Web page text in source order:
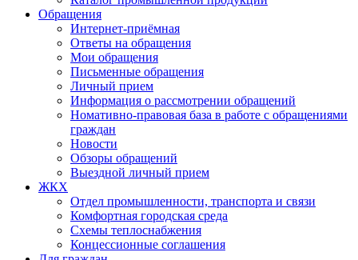
Обращения
Интернет-приёмная
Ответы на обращения
Мои обращения
Письменные обращения
Личный прием
Информация о рассмотрении обращений
Номативно-правовая база в работе с обращениями
граждан
Новости
Обзоры обращений
Выездной личный прием
ЖКХ
Отдел промышленности, транспорта и связи
Комфортная городская среда
Схемы теплоснабжения
Концессионные соглашения